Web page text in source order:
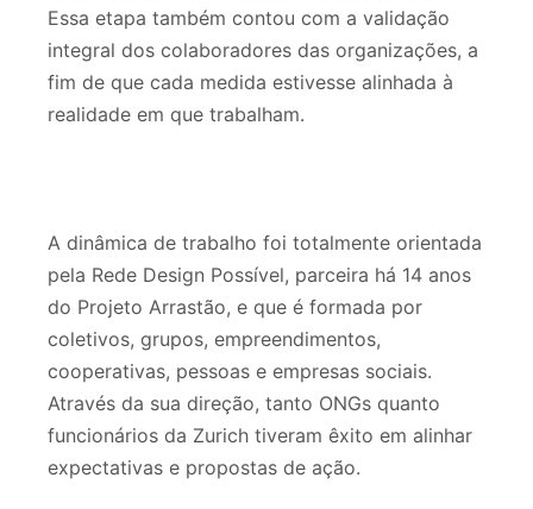
Essa etapa também contou com a validação
integral dos colaboradores das organizações, a
fim de que cada medida estivesse alinhada à
realidade em que trabalham.
A dinâmica de trabalho foi totalmente orientada
pela Rede Design Possível, parceira há 14 anos
do Projeto Arrastão, e que é formada por
coletivos, grupos, empreendimentos,
cooperativas, pessoas e empresas sociais.
Através da sua direção, tanto ONGs quanto
funcionários da Zurich tiveram êxito em alinhar
expectativas e propostas de ação.